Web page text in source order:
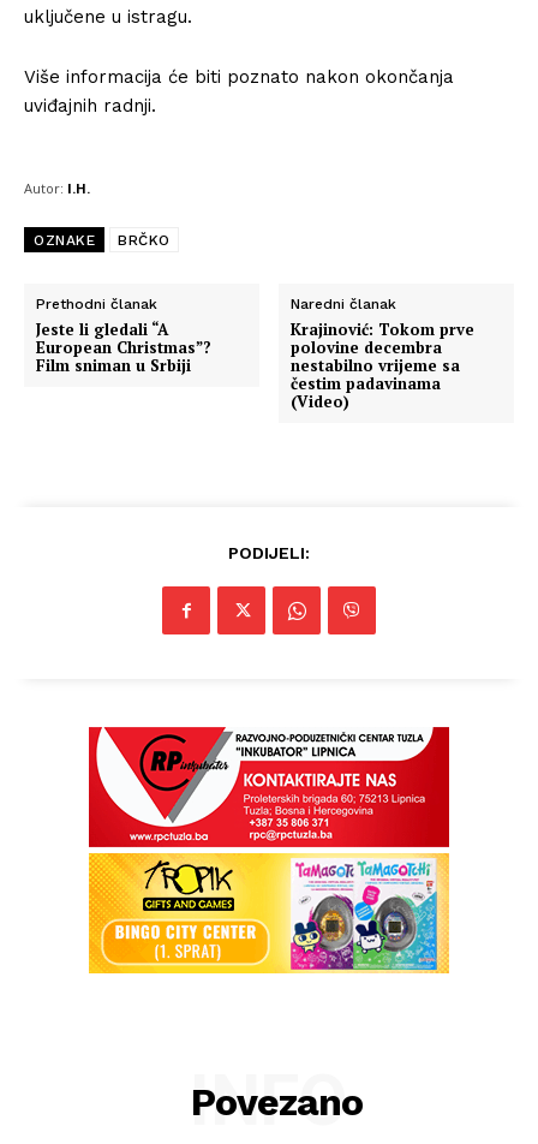
Info
uključene u istragu.
Više informacija će biti poznato nakon okončanja
uviđajnih radnji.
Autor: I.H.
OZNAKE BRČKO
Prethodni članak
Jeste li gledali “A
European Christmas”?
Film sniman u Srbiji
Naredni članak
Krajinović: Tokom prve
polovine decembra
nestabilno vrijeme sa
čestim padavinama
(Video)
PODIJELI:
Povezano
INFO